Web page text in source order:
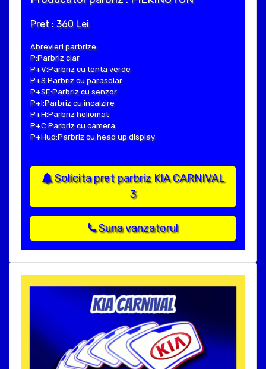
Pret : 360 Lei
Abrevieri parbrize:
P:Parbriz clar
P+V:Parbriz cu tenta verde
P+S:Parbriz cu parasolar
P+SE:Parbriz cu senzor
P+I:Parbriz cu incalzire
P+H:Parbriz heliomat
P+C:Parbriz cu camera
P+Hud:Parbriz cu head up display
Solicita pret parbriz KIA CARNIVAL
3
Suna vanzatorul